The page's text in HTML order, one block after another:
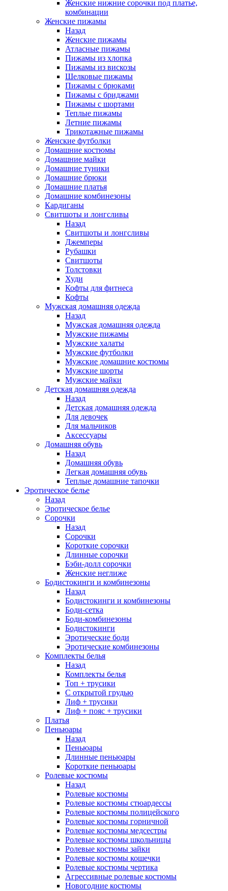
Женские нижние сорочки под платье,
комбинации
Женские пижамы
Назад
Женские пижамы
Атласные пижамы
Пижамы из хлопка
Пижамы из вискозы
Шелковые пижамы
Пижамы с брюками
Пижамы с бриджами
Пижамы с шортами
Теплые пижамы
Летние пижамы
Трикотажные пижамы
Женские футболки
Домашние костюмы
Домашние майки
Домашние туники
Домашние брюки
Домашние платья
Домашние комбинезоны
Кардиганы
Свитшоты и лонгсливы
Назад
Свитшоты и лонгсливы
Джемперы
Рубашки
Свитшоты
Толстовки
Худи
Кофты для фитнеса
Кофты
Мужская домашняя одежда
Назад
Мужская домашняя одежда
Мужские пижамы
Мужские халаты
Мужские футболки
Мужские домашние костюмы
Мужские шорты
Мужские майки
Детская домашняя одежда
Назад
Детская домашняя одежда
Для девочек
Для мальчиков
Аксессуары
Домашняя обувь
Назад
Домашняя обувь
Легкая домашняя обувь
Теплые домашние тапочки
Эротическое белье
Назад
Эротическое белье
Сорочки
Назад
Сорочки
Короткие сорочки
Длинные сорочки
Бэби-долл сорочки
Женские неглиже
Бодистокинги и комбинезоны
Назад
Бодистокинги и комбинезоны
Боди-сетка
Боди-комбинезоны
Бодистокинги
Эротические боди
Эротические комбинезоны
Комплекты белья
Назад
Комплекты белья
Топ + трусики
С открытой грудью
Лиф + трусики
Лиф + пояс + трусики
Платья
Пеньюары
Назад
Пеньюары
Длинные пеньюары
Короткие пеньюары
Ролевые костюмы
Назад
Ролевые костюмы
Ролевые костюмы стюардессы
Ролевые костюмы полицейского
Ролевые костюмы горничной
Ролевые костюмы медсестры
Ролевые костюмы школьницы
Ролевые костюмы зайки
Ролевые костюмы кошечки
Ролевые костюмы чертика
Агрессивные ролевые костюмы
Новогодние костюмы